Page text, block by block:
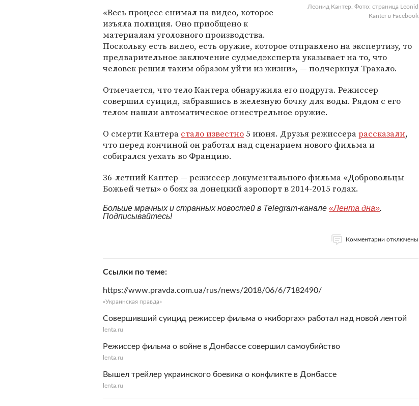
Леонид Кантер. Фото: страница Leonid
Kanter в Facebook
«Весь процесс снимал на видео, которое
изъяла полиция. Оно приобщено к
материалам уголовного производства.
Поскольку есть видео, есть оружие, которое отправлено на экспертизу, то
предварительное заключение судмедэксперта указывает на то, что
человек решил таким образом уйти из жизни», — подчеркнул Тракало.
Отмечается, что тело Кантера обнаружила его подруга. Режиссер
совершил суицид, забравшись в железную бочку для воды. Рядом с его
телом нашли автоматическое огнестрельное оружие.
О смерти Кантера стало известно 5 июня. Друзья режиссерарассказали,
что перед кончиной он работал над сценарием нового фильма и
собирался уехать во Францию.
36-летний Кантер — режиссер документального фильма «Добровольцы
Божьей четы» о боях за донецкий аэропорт в 2014-2015 годах.
Больше мрачных и странных новостей в Telegram-канале «Лента дна».
Подписывайтесь!
Комментарии отключены
Ссылки по теме
https://www.pravda.com.ua/rus/news/2018/06/6/7182490/
«Украинская правда»
Совершивший суицид режиссер фильма о «киборгах» работал над новой лентой
lenta.ru
Режиссер фильма о войне в Донбассе совершил самоубийство
lenta.ru
Вышел трейлер украинского боевика о конфликте в Донбассе
lenta.ru